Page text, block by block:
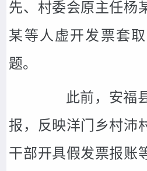
先、村委会原主任杨
某等人虚开发票套
题。
此前，安福县
报，反映洋门乡村沛
干部开具假发票报账